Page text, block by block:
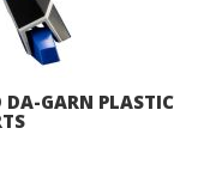
DA-GARN PLASTIC